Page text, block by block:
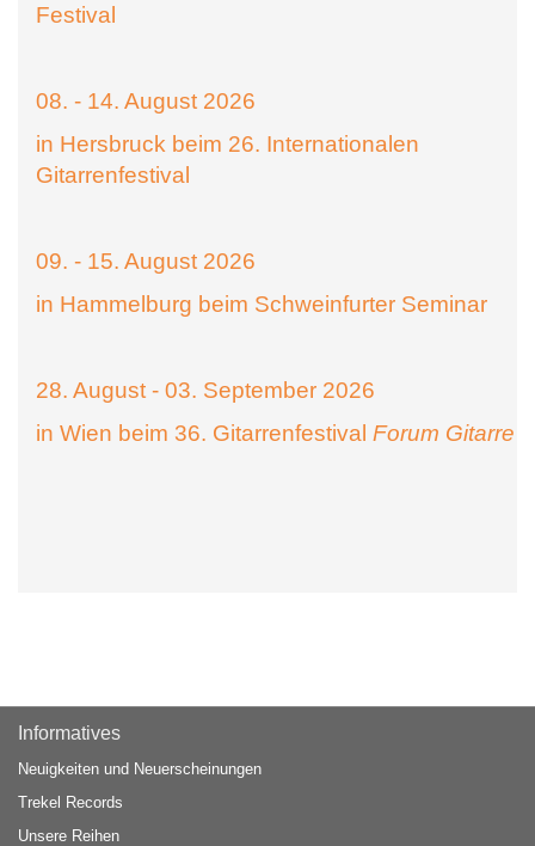
Festival
08. - 14. August 2026
in Hersbruck beim 26. Internationalen
Gitarrenfestival
09. - 15. August 2026
in Hammelburg beim Schweinfurter Seminar
28. August - 03. September 2026
in Wien beim 36. Gitarrenfestival Forum Gitarre
Informatives
Neuigkeiten und Neuerscheinungen
Trekel Records
Unsere Reihen